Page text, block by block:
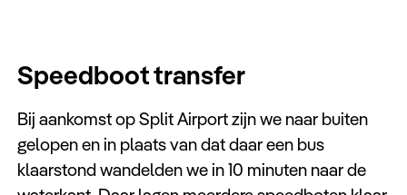
Speedboot transfer
Bij aankomst op Split Airport zijn we naar buiten
gelopen en in plaats van dat daar een bus
klaarstond wandelden we in 10 minuten naar de